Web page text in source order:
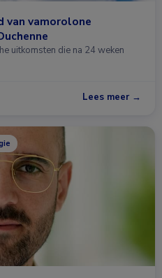
vamorolone
uitkomsten die na 24 weken
Lees meer →